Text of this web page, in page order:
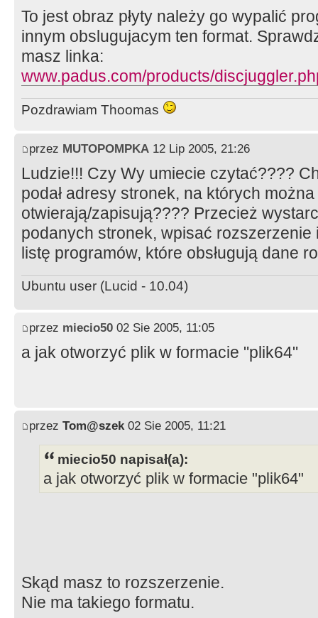
To jest obraz płyty należy go wypalić
innym obslugujacym ten format.
masz linka:
www.padus.com/products/
Pozdrawiam Thoomas
przez MUTOPOMPKA 12 Lip 2005, 21:26
Ludzie!!! Czy Wy umiecie czytać????
podał adresy stronek, na których
otwierają/zapisują???? Przecież
podanych stronek, wpisać rozszerzenie
listę programów, które obsługują dane
Ubuntu user (Lucid - 10.04)
przez miecio50 02 Sie 2005, 11:05
a jak otworzyć plik w formacie "plik64"
przez Tom@szek02 Sie 2005, 11:21
miecio50 napisał(a):
a jak otworzyć plik w formacie "plik64"
Skąd masz to rozszerzenie.
Nie ma takiego formatu.